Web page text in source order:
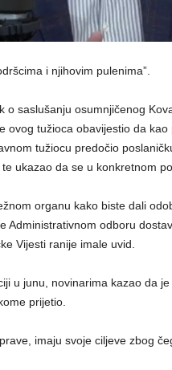
i njihovim pulenima”.
o saslušanju osumnjičenog
ovog tužioca obavijestio da
tužiocu predočio
ukazao da se u konkretnom
organu kako biste dali
Administrativnom odboru
Vijesti ranije imale uvid.
u junu, novinarima kazao da
prijetio.
imaju svoje ciljeve zbog